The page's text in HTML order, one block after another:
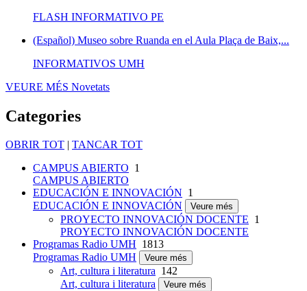
FLASH INFORMATIVO PE
(Español) Museo sobre Ruanda en el Aula Plaça de Baix,...
INFORMATIVOS UMH
VEURE MÉS Novetats
Categories
OBRIR TOT | TANCAR TOT
CAMPUS ABIERTO 1
CAMPUS ABIERTO
EDUCACIÓN E INNOVACIÓN 1
EDUCACIÓN E INNOVACIÓN
Veure més
PROYECTO INNOVACIÓN DOCENTE 1
PROYECTO INNOVACIÓN DOCENTE
Programas Radio UMH 1813
Programas Radio UMH
Veure més
Art, cultura i literatura 142
Art, cultura i literatura
Veure més